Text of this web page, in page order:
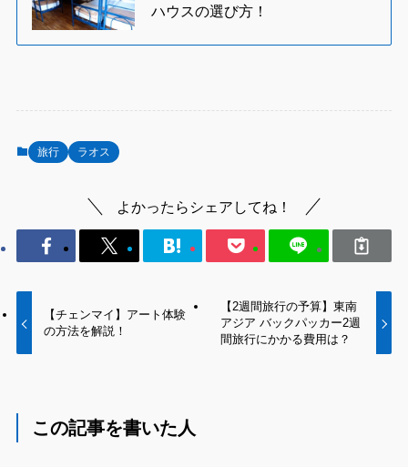
ハウスの選び方！
旅行 ラオス
よかったらシェアしてね！
【チェンマイ】アート体験
の方法を解説！
【2週間旅行の予算】東南
アジア バックパッカー2週
間旅行にかかる費用は？
この記事を書いた人